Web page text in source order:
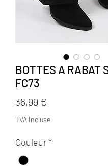
BOTTES A RABAT
FC73
36,99 €
TVA Incluse
Couleur*